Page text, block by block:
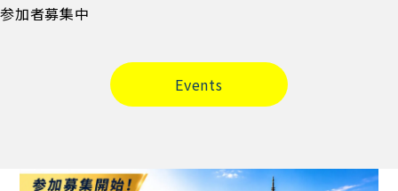
参加者募集中
Events